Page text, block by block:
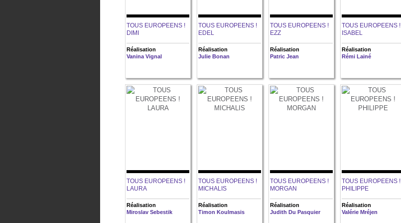
TOUS EUROPEENS !
DIMI
Réalisation
Vanina Vignal
TOUS EUROPEENS !
EDEL
Réalisation
Julie Bonan
TOUS EUROPEENS !
EZZ
Réalisation
Patric Jean
TOUS EUROPEENS !
ISABEL
Réalisation
Rémi Lainé
TOUS EUROPEENS !
LAURA
Réalisation
Miroslav Sebestik
TOUS EUROPEENS !
MICHALIS
Réalisation
Timon Koulmasis
TOUS EUROPEENS !
MORGAN
Réalisation
Judith Du Pasquier
TOUS EUROPEENS !
PHILIPPE
Réalisation
Valérie Mréjen